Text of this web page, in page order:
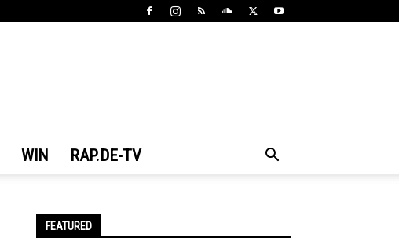
WIN RAP.DE-TV
FEATURED